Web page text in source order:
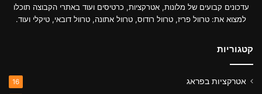
עדכונים קבועים של מלונות, אטרקציות, כרטיסים ועוד באתרי הקבוצה תוכלו
למצוא את: טרוול פריז, טרוול רודוס, טרוול אתונה, טרוול דובאי, טיקלי ועוד.
קטגוריות
אטרקציות בפראג 16